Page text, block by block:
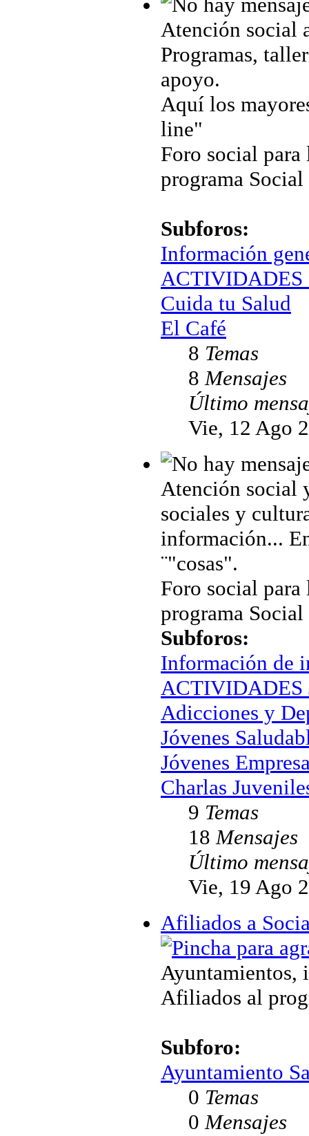
Atención social
Programas,
apoyo.
Aquí los
line"
Foro social
programa
Subforos:
Información
ACTIVIDADES
Cuida tu Salud
El Café
8 Temas
8Mensajes
Último
Vie, 12 Ago
Atención social
sociales y
información...
¨"cosas".
Foro social
programa
Subforos:
Información de
ACTIVIDADES
Adicciones y
Jóvenes
Jóvenes
Charlas
9 Temas
18Mensajes
Último
Vie, 19 Ago
Afiliados a
Ayuntamientos,
Afiliados al
Subforo:
Ayuntamiento
0 Temas
0Mensajes